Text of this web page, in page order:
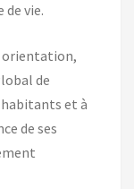
de vie.
orientation,
de
et à
de ses